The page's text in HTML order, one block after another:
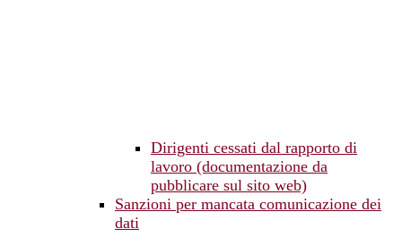
Dirigenti cessati dal rapporto di
lavoro (documentazione da
pubblicare sul sito web)
Sanzioni per mancata comunicazione dei
dati